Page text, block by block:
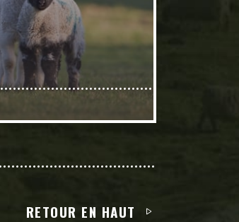
RETOUR EN HAUT